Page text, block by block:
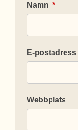
Namn *
E-postadress
Webbplats